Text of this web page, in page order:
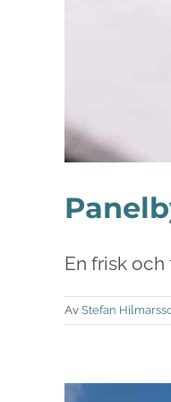
En frisk och
Av Stefan